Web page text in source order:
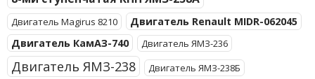
Двигатель Magirus 8210
Двигатель Renault MIDR-062045
Двигатель КамАЗ-740
Двигатель ЯМЗ-236
Двигатель ЯМЗ-238
Двигатель ЯМЗ-238Б